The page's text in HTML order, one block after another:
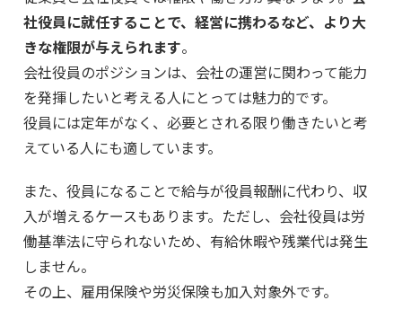
社役員に就任することで、経営に携わるなど、より大
きな権限が与えられます。
会社役員のポジションは、会社の運営に関わって能力
を発揮したいと考える人にとっては魅力的です。
役員には定年がなく、必要とされる限り働きたいと考
えている人にも適しています。
また、役員になることで給与が役員報酬に代わり、収
入が増えるケースもあります。ただし、会社役員は労
働基準法に守られないため、有給休暇や残業代は発生
しません。
その上、雇用保険や労災保険も加入対象外です。